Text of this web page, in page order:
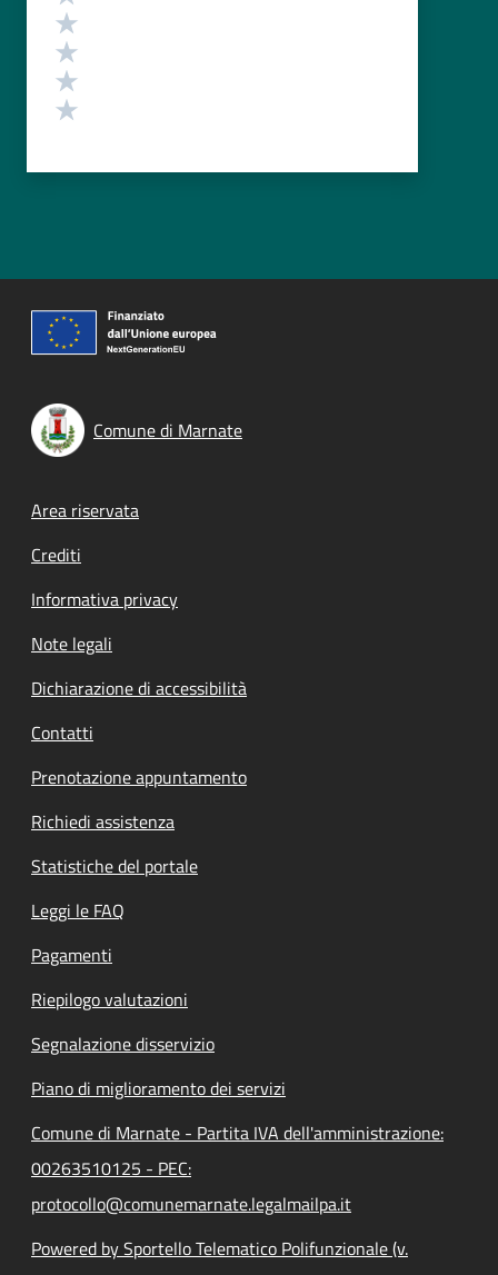
Comune di Marnate
Footer menu
Area riservata
Crediti
Informativa privacy
Note legali
Dichiarazione di accessibilità
Contatti
Prenotazione appuntamento
Richiedi assistenza
Statistiche del portale
Leggi le FAQ
Pagamenti
Riepilogo valutazioni
Segnalazione disservizio
Piano di miglioramento dei servizi
Comune di Marnate - Partita IVA dell'amministrazione:
00263510125 - PEC:
protocollo@comunemarnate.legalmailpa.it
Powered by Sportello Telematico Polifunzionale (v.